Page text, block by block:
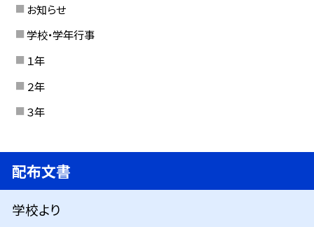
お知らせ
学校・学年行事
１年
２年
３年
配布文書
学校より